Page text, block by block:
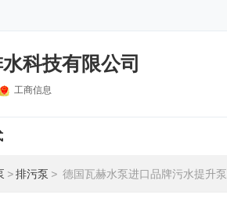
科技有限公司
工商信息
>排污泵 > 德国瓦赫水泵进口品牌污水提升